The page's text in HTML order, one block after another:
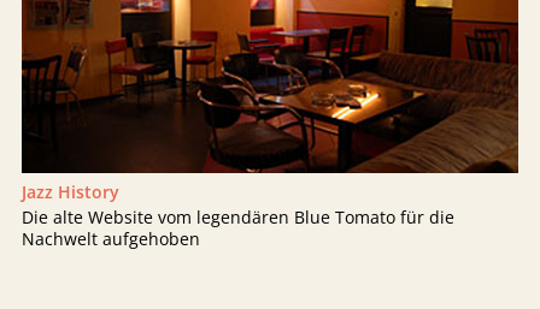
Jazz History
Die alte Website vom legendären Blue Tomato für die
Nachwelt aufgehoben